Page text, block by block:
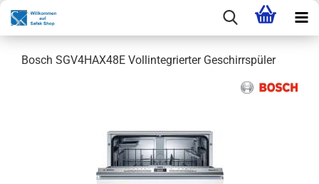
Bosch SGV4HAX48E Vollintegrierter Geschirrspüler